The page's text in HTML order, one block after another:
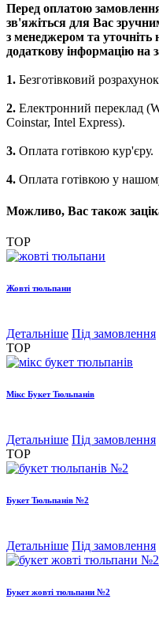
Перед оплатою
зв'яжіться для Вас
з менеджером та уточніть
додаткову інформацію на
1. Безготівковий
2. Електронний переклад
Coinstar, Intel Express).
3. Оплата готівкою кур'єру.
4. Оплата готівкою у
Можливо, Вас також
TOP
Жовті тюльпани
Детальніше Під замовлення
TOP
Мікс Букет Тюльпанів
Детальніше Під замовлення
TOP
Букет Тюльпанів №2
Детальніше Під замовлення
Букет жовті тюльпани №2